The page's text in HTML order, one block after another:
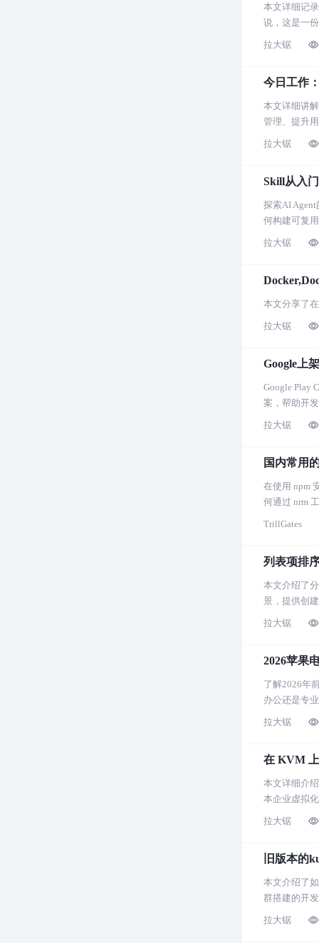
本文详细记
说，这是一
拉大锯
今日工作
本文详细讲
管理、提升
拉大锯
Skill从入
探索AI
何构建可复
拉大锯
本文分享了
拉大锯
Google上
Google Play
案，帮助开
拉大锯
国内常用
在使用 npm
何通过 nrm
TrillGates
列表项排
本文介绍了
景，提供创
拉大锯
2026苹果
了解2026年
办公还是专
拉大锯
在 KVM
本文详细介
本企业虚拟
拉大锯
旧版本的
本文介绍了
群搭建的开
拉大锯